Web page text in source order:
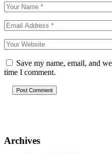
Save my name, email, and
time I comment.
Post Comment
Archives